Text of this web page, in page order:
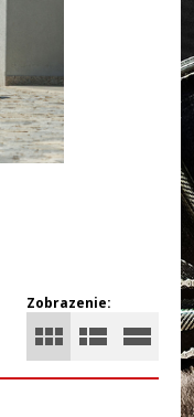
Zobrazenie: